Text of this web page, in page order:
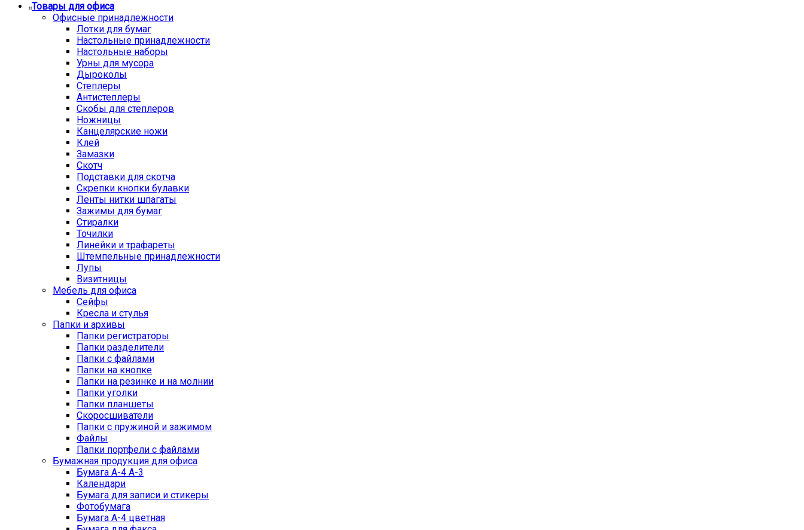
Товары для офиса
Офисные принадлежности
Лотки для бумаг
Настольные принадлежности
Настольные наборы
Урны для мусора
Дыроколы
Степлеры
Антистеплеры
Скобы для степлеров
Ножницы
Канцелярские ножи
Клей
Замазки
Скотч
Подставки для скотча
Скрепки кнопки булавки
Ленты нитки шпагаты
Зажимы для бумаг
Стиралки
Точилки
Линейки и трафареты
Штемпельные принадлежности
Лупы
Визитницы
Мебель для офиса
Сейфы
Кресла и стулья
Папки и архивы
Папки регистраторы
Папки разделители
Папки с файлами
Папки на кнопке
Папки на резинке и на молнии
Папки уголки
Папки планшеты
Скоросшиватели
Папки с пружиной и зажимом
Файлы
Папки портфели с файлами
Бумажная продукция для офиса
Бумага А-4 А-3
Календари
Бумага для записи и стикеры
Фотобумага
Бумага А-4 цветная